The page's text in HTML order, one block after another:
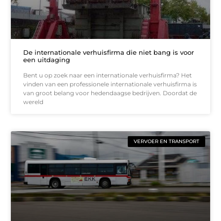
De internationale verhuisfirma die niet bang is voor
een uitdaging
Bent u op zoek naar een internationale verhuisfirma? Het
vinden van een professionele internationale verhuisfirma is
van groot belang voor hedendaagse bedrijven. Doordat de
wereld
VERVOER EN TRANSPORT